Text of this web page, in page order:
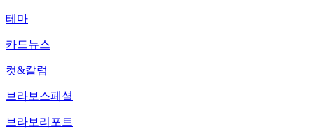
테마
카드뉴스
컷&칼럼
브라보스페셜
브라보리포트